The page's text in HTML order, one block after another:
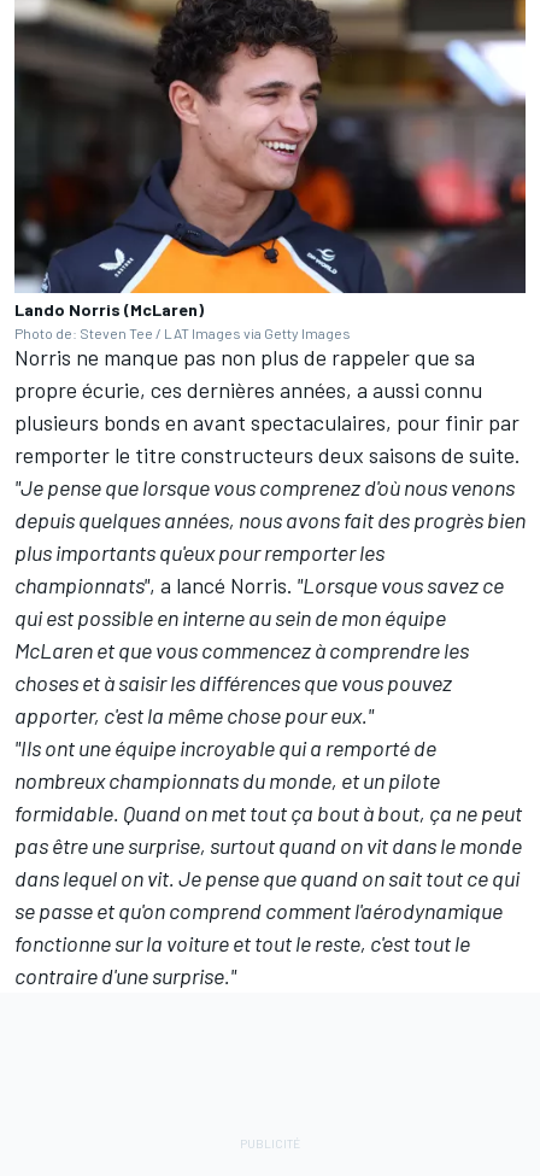
Lando Norris (McLaren)
Photo de: Steven Tee / LAT Images via Getty Images
Norris ne manque pas non plus de rappeler que sa
propre écurie, ces dernières années, a aussi connu
plusieurs bonds en avant spectaculaires, pour finir par
remporter le titre constructeurs deux saisons de suite.
"Je pense que lorsque vous comprenez d'où nous venons
depuis quelques années, nous avons fait des progrès bien
plus importants qu'eux pour remporter les
championnats", a lancé Norris. "Lorsque vous savez ce
qui est possible en interne au sein de mon équipe
McLarenet que vous commencez à comprendre les
choses et à saisir les différences que vous pouvez
apporter, c'est la même chose pour eux."
"Ils ont une équipe incroyable qui a remporté de
nombreux championnats du monde, et un pilote
formidable. Quand on met tout ça bout à bout, ça ne peut
pas être une surprise, surtout quand on vit dans le monde
dans lequel on vit. Je pense que quand on sait tout ce qui
se passe et qu'on comprend comment l'aérodynamique
fonctionne sur la voiture et tout le reste, c'est tout le
contraire d'une surprise."